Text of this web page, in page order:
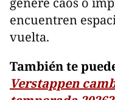
encuentren
vuelta.
También te
Verstappen